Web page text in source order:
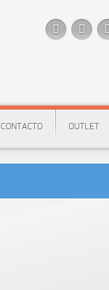
CONTACTO OUTLET